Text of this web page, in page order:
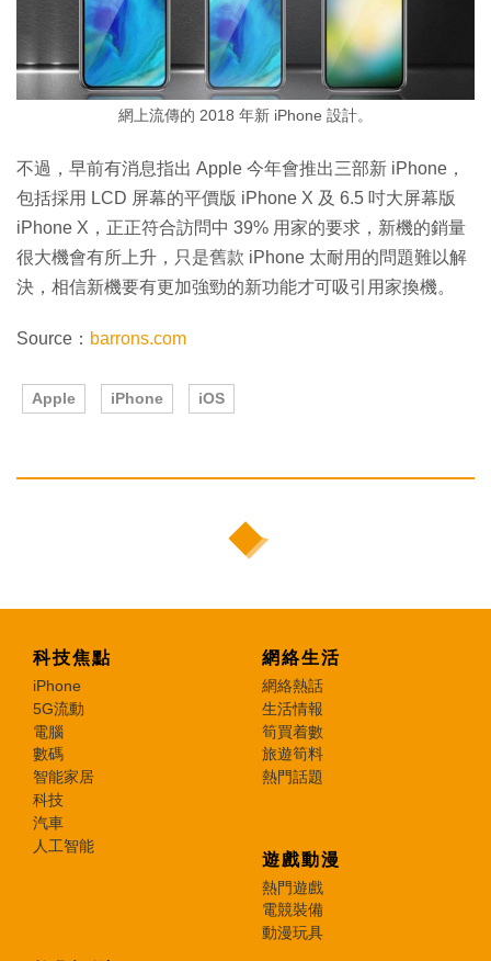
網上流傳的 2018 年新 iPhone 設計。
不過，早前有消息指出 Apple 今年會推出三部新 iPhone，
包括採用 LCD 屏幕的平價版 iPhone X 及 6.5 吋大屏幕版
iPhone X，正正符合訪問中 39% 用家的要求，新機的銷量
很大機會有所上升，只是舊款 iPhone 太耐用的問題難以解
決，相信新機要有更加強勁的新功能才可吸引用家換機。
Source： barrons.com
Apple iPhone iOS
科技焦點
iPhone
5G流動
電腦
數碼
智能家居
科技
汽車
人工智能
網絡生活
網絡熱話
生活情報
筍買着數
旅遊筍料
熱門話題
遊戲動漫
熱門遊戲
電競裝備
動漫玩具